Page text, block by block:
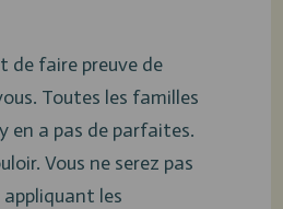
de faire preuve de
Toutes les familles
en a pas de parfaites.
Vous ne serez pas
appliquant les